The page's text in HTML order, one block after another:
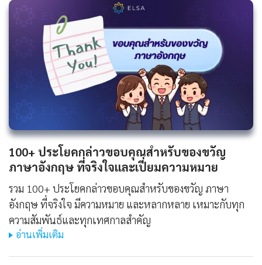
100+ ประโยคกล่าวขอบคุณสำหรับของขวัญ
ภาษาอังกฤษ ที่จริงใจและเปี่ยมความหมาย
รวม 100+ ประโยคกล่าวขอบคุณสำหรับของขวัญ ภาษา
อังกฤษ ที่จริงใจ มีความหมาย และหลากหลาย เหมาะกับทุก
ความสัมพันธ์และทุกเทศกาลสำคัญ
อ่านเพิ่มเติม